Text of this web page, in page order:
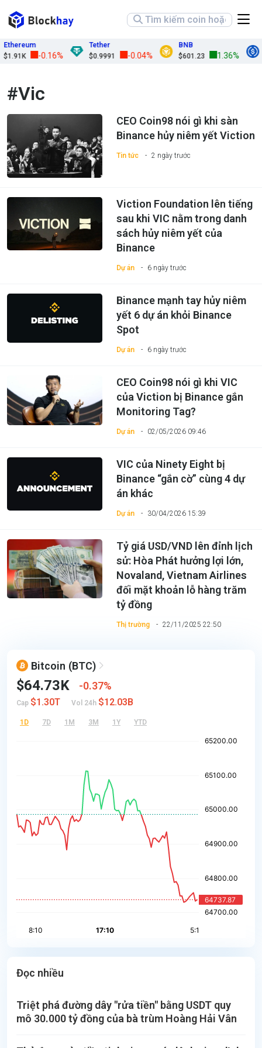
-0.16%
Tether
$0.9991
-0.04%
BNB
$601.23
1.36%
#Vic
Tin tức 2 ngày trước
CEO Coin98 nói gì khi sàn
Binance hủy niêm yết Viction
Dự án 6 ngày trước
Viction Foundation lên tiếng
sau khi VIC nằm trong danh
sách hủy niêm yết của
Binance
Dự án 6 ngày trước
Binance mạnh tay hủy niêm
yết 6 dự án khỏi Binance
Spot
Dự án 02/05/2026 09:46
CEO Coin98 nói gì khi VIC
của Viction bị Binance gắn
Monitoring Tag?
Dự án 30/04/2026 15:39
VIC của Ninety Eight bị
Binance “gắn cờ” cùng 4 dự
án khác
Thị trường 22/11/2025 22:50
Tỷ giá USD/VND lên đỉnh lịch
sử: Hòa Phát hưởng lợi lớn,
Novaland, Vietnam Airlines
đối mặt khoản lỗ hàng trăm
tỷ đồng
Bitcoin (BTC)
$64.73K 0.37%
Cap $1.30T Vol 24h $12.03B
1D 7D 1M 3M 1Y YTD
Đọc nhiều
Triệt phá đường dây "rửa tiền" bằng USDT quy
mô 30.000 tỷ đồng của bà trùm Hoàng Hải Vân